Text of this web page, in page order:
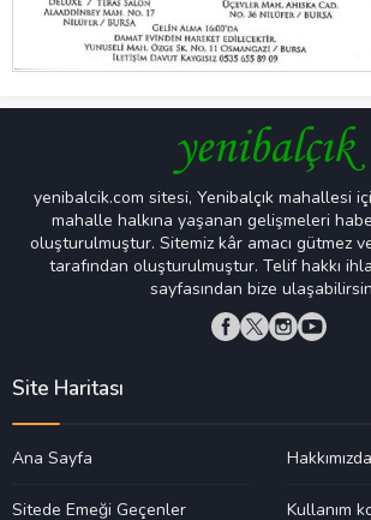
yenibalcik.com sitesi, Yenibalçık mahallesi
mahalle halkına yaşanan gelişmeleri
oluşturulmuştur. Sitemiz kâr amacı gütmez
tarafından oluşturulmuştur. Telif hakkı
sayfasından bize
Site Haritası
Ana Sayfa Hakkımızda
Sitede Emeği Geçenler Kullanım